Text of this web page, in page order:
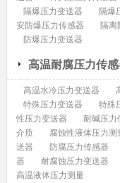
隔爆压力变送器
隔爆
安防爆压力传感器
隔离
防爆压力变送器
高温耐腐压力传
高温水冷压力变送器
特殊压力变送器
特殊
性压力变送器
耐碱压力
介质
腐蚀性液体压力测
送器
防腐压力传感器
器
耐腐蚀压力变送器
高温液体压力测量